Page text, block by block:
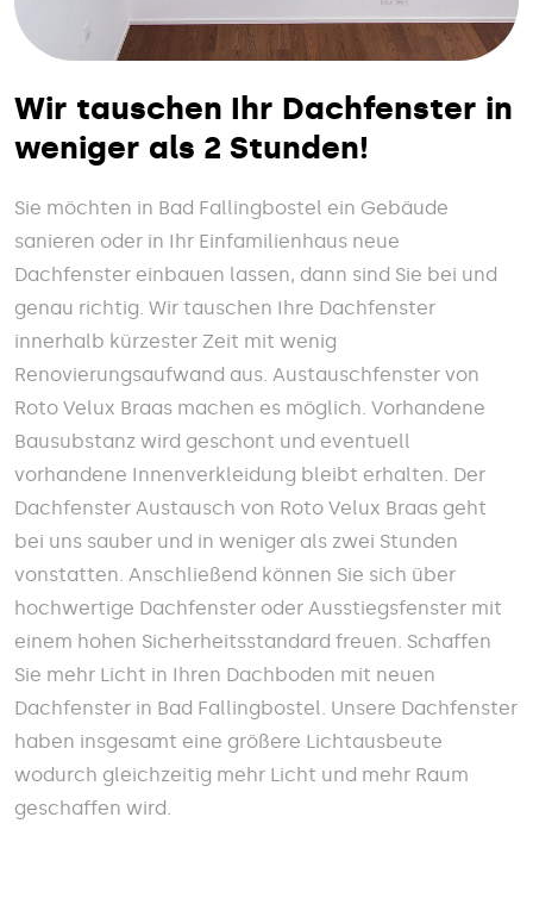
Wir tauschen Ihr Dachfenster in
weniger als 2 Stunden!
Sie möchten in Bad Fallingbostel ein Gebäude
sanieren oder in Ihr Einfamilienhaus neue
Dachfenster einbauen lassen, dann sind Sie bei und
genau richtig. Wir tauschen Ihre Dachfenster
innerhalb kürzester Zeit mit wenig
Renovierungsaufwand aus. Austauschfenster von
Roto Velux Braas machen es möglich. Vorhandene
Bausubstanz wird geschont und eventuell
vorhandene Innenverkleidung bleibt erhalten. Der
Dachfenster Austausch von Roto Velux Braas geht
bei uns sauber und in weniger als zwei Stunden
vonstatten. Anschließend können Sie sich über
hochwertige Dachfenster oder Ausstiegsfenster mit
einem hohen Sicherheitsstandard freuen. Schaffen
Sie mehr Licht in Ihren Dachboden mit neuen
Dachfenster in Bad Fallingbostel. Unsere Dachfenster
haben insgesamt eine größere Lichtausbeute
wodurch gleichzeitig mehr Licht und mehr Raum
geschaffen wird.